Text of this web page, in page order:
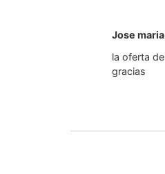
Jose maria
la oferta
gracias